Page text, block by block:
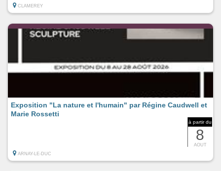
CLAMEREY
à partir du
8
AOUT
Exposition "La nature et l'humain" par Régine Caudwell et
Marie Rossetti
ARNAY-LE-DUC